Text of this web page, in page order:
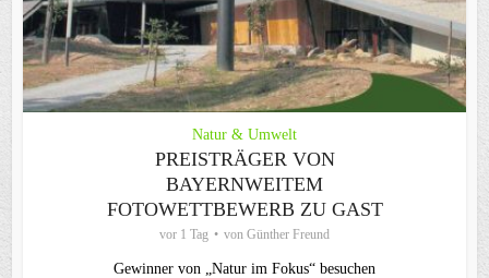
Natur & Umwelt
PREISTRÄGER VON
BAYERNWEITEM
FOTOWETTBEWERB ZU GAST
vor 1 Tag von Günther Freund
Gewinner von „Natur im Fokus“ besuchen